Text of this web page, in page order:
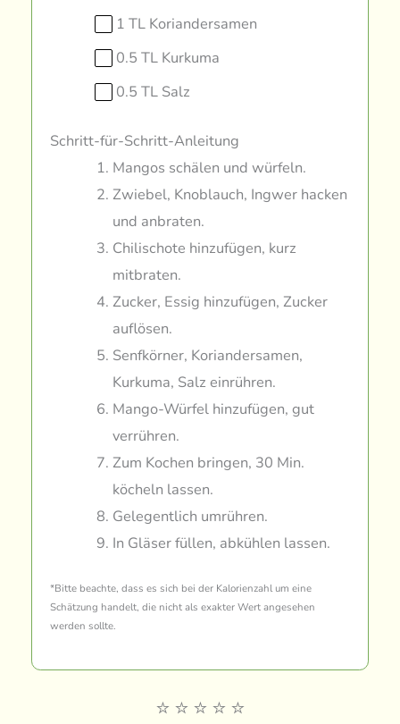
1 TL Koriandersamen
0.5 TL Kurkuma
0.5 TL Salz
Schritt-für-Schritt-Anleitung
Mangos schälen und würfeln.
Zwiebel, Knoblauch, Ingwer hacken
und anbraten.
Chilischote hinzufügen, kurz
mitbraten.
Zucker, Essig hinzufügen, Zucker
auflösen.
Senfkörner, Koriandersamen,
Kurkuma, Salz einrühren.
Mango-Würfel hinzufügen, gut
verrühren.
Zum Kochen bringen, 30 Min.
köcheln lassen.
Gelegentlich umrühren.
In Gläser füllen, abkühlen lassen.
*Bitte beachte, dass es sich bei der Kalorienzahl um eine
Schätzung handelt, die nicht als exakter Wert angesehen
werden sollte.
⭐ ⭐ ⭐ ⭐ ⭐